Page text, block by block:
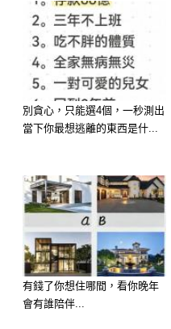
偏財運旺，抽獎
袋。
別貪心，只能選4個，一秒測出
當下你最想逃離的東西是什...
有錢了你想住哪間，看你晚年
會有誰陪伴...